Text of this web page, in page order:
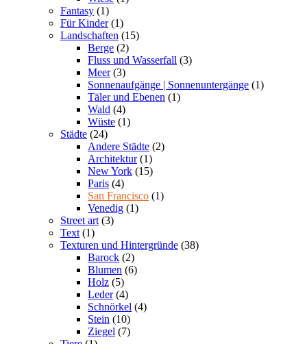
Fantasy (1)
Für Kinder (1)
Landschaften (15)
Berge (2)
Fluss und Wasserfall (3)
Meer (3)
Sonnenaufgänge | Sonnenuntergänge (1)
Täler und Ebenen (1)
Wald (4)
Wüste (1)
Städte (24)
Andere Städte (2)
Architektur (1)
New York (15)
Paris (4)
San Francisco (1)
Venedig (1)
Street art (3)
Text (1)
Texturen und Hintergründe (38)
Barock (2)
Blumen (6)
Holz (5)
Leder (4)
Schnörkel (4)
Stein (10)
Ziegel (7)